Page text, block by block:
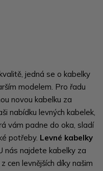
jedná se o kabelky
modelem. Pro řadu
novou kabelku za
nabídku levných kabelek,
vám padne do oka, sladí
potřeby. Levné kabelky
nás najdete kabelky za
cen levnějších díky našim